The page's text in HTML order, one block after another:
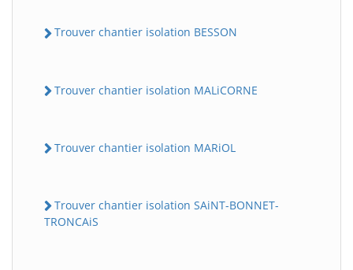
Trouver chantier isolation BESSON
Trouver chantier isolation MALiCORNE
Trouver chantier isolation MARiOL
Trouver chantier isolation SAiNT-BONNET-
TRONCAiS